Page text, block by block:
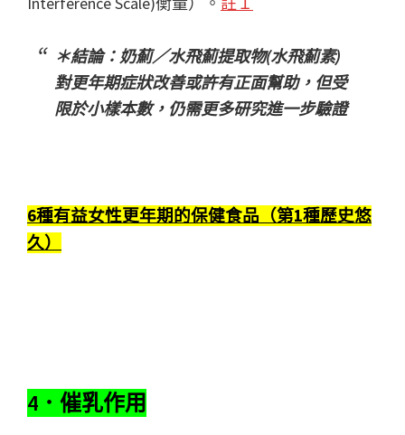
＊結論：奶薊／水飛薊提取物(水飛薊素)
對更年期症狀改善或許有正面幫助，但受
限於小樣本數，仍需更多研究進一步驗證
6種有益女性更年期的保健食品（第1種歷史悠
久）
4．催乳作用